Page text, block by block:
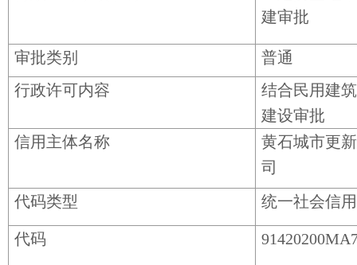
建审批
审批类别
普通
行政许可内容
结合民用建
建设审批
信用主体名称
黄石城市更
司
代码类型
统一社会信
代码